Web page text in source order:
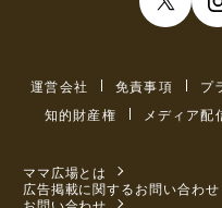
運営会社 免責事項 プ
知的財産権
メディア配
ママ広場とは
広告掲載に関するお問い合わせ
お問い合わせ